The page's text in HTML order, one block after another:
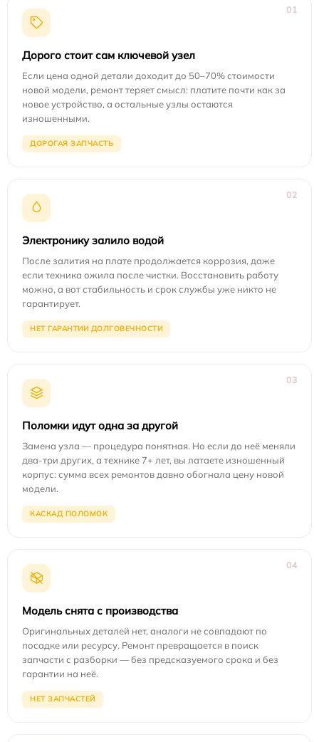
01
Дорого стоит сам ключевой узел
Если цена одной детали доходит до 50–70% стоимости
новой модели, ремонт теряет смысл: платите почти как за
новое устройство, а остальные узлы остаются
изношенными.
ДОРОГАЯ ЗАПЧАСТЬ
02
Электронику залило водой
После залития на плате продолжается коррозия, даже
если техника ожила после чистки. Восстановить работу
можно, а вот стабильность и срок службы уже никто не
гарантирует.
НЕТ ГАРАНТИИ ДОЛГОВЕЧНОСТИ
03
Поломки идут одна за другой
Замена узла — процедура понятная. Но если до неё меняли
два-три других, а технике 7+ лет, вы латаете изношенный
корпус: сумма всех ремонтов давно обогнала цену новой
модели.
КАСКАД ПОЛОМОК
04
Модель снята с производства
Оригинальных деталей нет, аналоги не совпадают по
посадке или ресурсу. Ремонт превращается в поиск
запчасти с разборки — без предсказуемого срока и без
гарантии на неё.
НЕТ ЗАПЧАСТЕЙ